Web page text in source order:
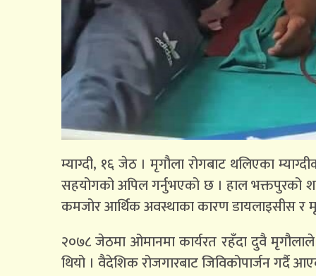
म्याग्दी, १६ जेठ । मृगौला रोगबाट थलिएका
सहयोगको अपिल गर्नुभएको छ । हाल भक्तपुरको
कमजोर आर्थिक अवस्थाका कारण डायलाइसीस र
२०७८ जेठमा ओमानमा कार्यरत रहँदा दुवै
थियो । वैदेशिक रोजगारबाट जिविकोपार्जन